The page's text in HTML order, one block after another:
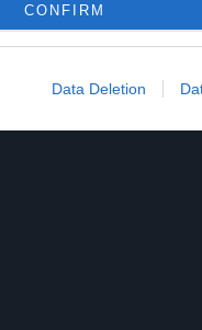
CONFIRM
Data Deletion